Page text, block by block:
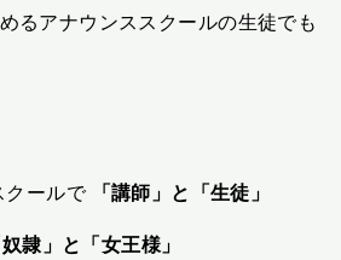
るアナウンススクールの生徒でも
クールで 「講師」と「生徒」
奴隷」と「女王様」